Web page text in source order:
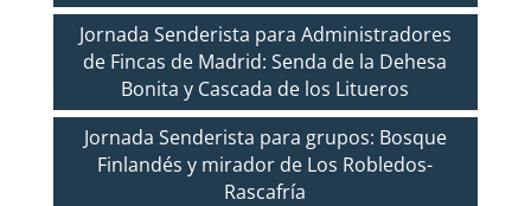
Jornada Senderista para Administradores
de Fincas de Madrid: Senda de la Dehesa
Bonita y Cascada de los Litueros
Jornada Senderista para grupos: Bosque
Finlandés y mirador de Los Robledos-
Rascafría